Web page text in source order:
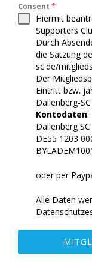
Consent *
Hiermit
Supporters
Durch
die Satzung
sc.de/
Der
Eintritt bzw.
Dallenberg-
Kontodaten:
Dallenberg SC
DE55 1203
oder per
Alle Daten